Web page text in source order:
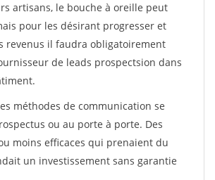
artisans, le bouche à oreille peut
pour les désirant progresser et
revenus il faudra obligatoirement
de leads prospectsion dans
méthodes de communication se
ou au porte à porte. Des
moins efficaces qui prenaient du
un investissement sans garantie